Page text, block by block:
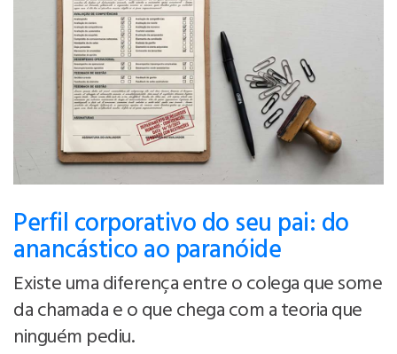
Perfil corporativo do seu pai: do
anancástico ao paranóide
Existe uma diferença entre o colega que some
da chamada e o que chega com a teoria que
ninguém pediu.